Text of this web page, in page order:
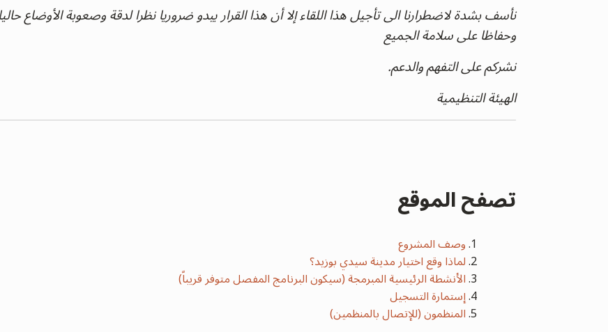
نأسف بشدة لاضطرارنا الى تأجيل هذا اللقاء إلا أن هذا القرار يبدو ضروريا نظرا لدقة وصعوبة الأوضاع حاليا
وحفاظا على سلامة الجميع
نشركم على التفهم والدعم.
الهيئة التنظيمية
تصفح الموقع
وصف المشروع
لماذا وقع اختيار مدينة سيدي بوزيد؟
الأنشطة الرئيسية المبرمجة (سيكون البرنامج المفصل متوفر قريباً)
إستمارة التسجيل
المنظمون (للإتصال بالمنظمين)